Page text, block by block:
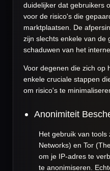
duidelijker dat gebruikers
voor de risico's die
marktplaatsen. De
zijn slechts enkele van de
schaduwen van het
Voor degenen die zich op
enkele cruciale stappen
om risico's te
Anonimiteit
Het gebruik van tools
Networks) en Tor
om je IP-adres te
te anonimiseren.